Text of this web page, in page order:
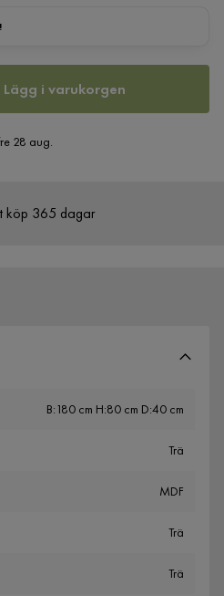
Lägg i varukorgen
28 aug.
B:180 cm H:80 cm D:40 cm
Trä
MDF
Trä
Trä